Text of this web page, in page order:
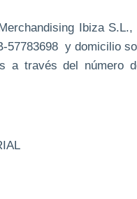
Ibiza
57783698 y domicilio
a través del